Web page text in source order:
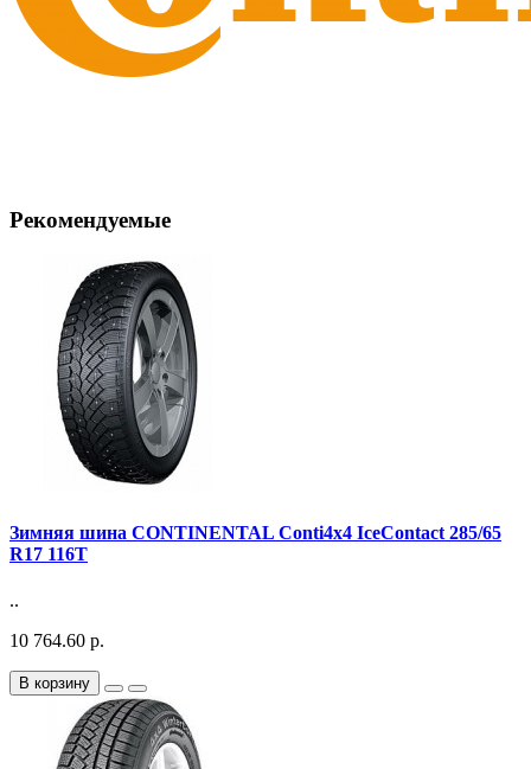
Рекомендуемые
Зимняя шина CONTINENTAL Conti4x4 IceContact 285/65
R17 116T
..
10 764.60 р.
В корзину